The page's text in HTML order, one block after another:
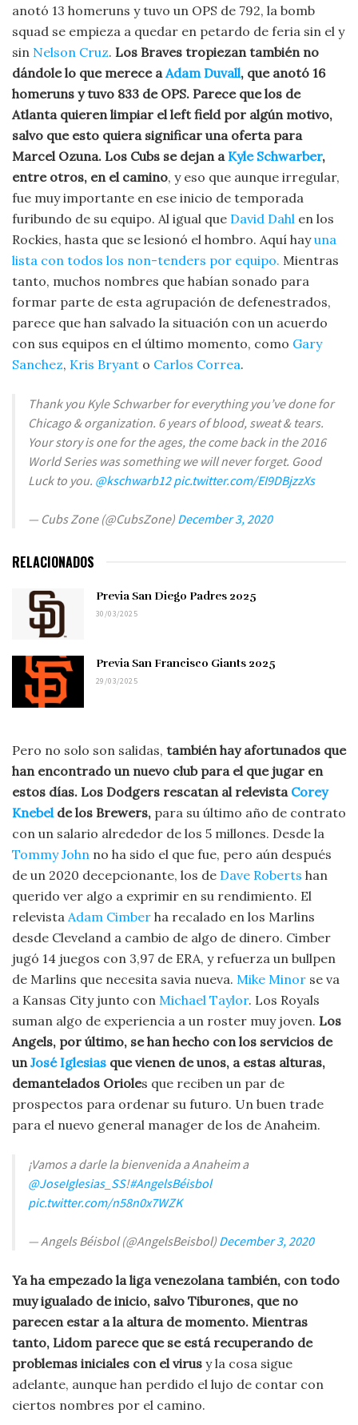
anotó 13 homeruns y tuvo un OPS de 792, la bomb
squad se empieza a quedar en petardo de feria sin el y
sin Nelson Cruz. Los Braves tropiezan también no
dándole lo que merece a Adam Duvall, que anotó 16
homeruns y tuvo 833 de OPS. Parece que los de
Atlanta quieren limpiar el left field por algún motivo,
salvo que esto quiera significar una oferta para
Marcel Ozuna. Los Cubs se dejan a Kyle Schwarber,
entre otros, en el camino, y eso que aunque irregular,
fue muy importante en ese inicio de temporada
furibundo de su equipo. Al igual que David Dahl en los
Rockies, hasta que se lesionó el hombro. Aquí hayuna
lista con todos los non-tenders por equipo. Mientras
tanto, muchos nombres que habían sonado para
formar parte de esta agrupación de defenestrados,
parece que han salvado la situación con un acuerdo
con sus equipos en el último momento, como Gary
Sanchez, Kris Bryant o Carlos Correa.
Thank you Kyle Schwarber for everything you’ve done for
Chicago & organization. 6 years of blood, sweat & tears.
Your story is one for the ages, the come back in the 2016
World Series was something we will never forget. Good
Luck to you. @kschwarb12 pic.twitter.com/EI9DBjzzXs
— Cubs Zone (@CubsZone) December 3, 2020
RELACIONADOS
Previa San Diego Padres 2025
30/03/2025
Previa San Francisco Giants 2025
29/03/2025
Pero no solo son salidas, también hay afortunados que
han encontrado un nuevo club para el que jugar en
estos días. Los Dodgers rescatan al relevista Corey
Knebel de los Brewers, para su último año de contrato
con un salario alrededor de los 5 millones. Desde la
Tommy John no ha sido el que fue, pero aún después
de un 2020 decepcionante, los de Dave Roberts han
querido ver algo a exprimir en su rendimiento. El
relevista Adam Cimber ha recalado en los Marlins
desde Cleveland a cambio de algo de dinero. Cimber
jugó 14 juegos con 3,97 de ERA, y refuerza un bullpen
de Marlins que necesita savia nueva. Mike Minor se va
a Kansas City junto con Michael Taylor. Los Royals
suman algo de experiencia a un roster muy joven. Los
Angels, por último, se han hecho con los servicios de
un José Iglesias que vienen de unos, a estas alturas,
demantelados Orioles que reciben un par de
prospectos para ordenar su futuro. Un buen trade
para el nuevo general manager de los de Anaheim.
¡Vamos a darle la bienvenida a Anaheim a
@JoseIglesias_SS!#AngelsBéisbol
pic.twitter.com/n58n0x7WZK
— Angels Béisbol (@AngelsBeisbol) December 3, 2020
Ya ha empezado la liga venezolana también, con todo
muy igualado de inicio, salvo Tiburones, que no
parecen estar a la altura de momento. Mientras
tanto, Lidom parece que se está recuperando de
problemas iniciales con el virus y la cosa sigue
adelante, aunque han perdido el lujo de contar con
ciertos nombres por el camino.